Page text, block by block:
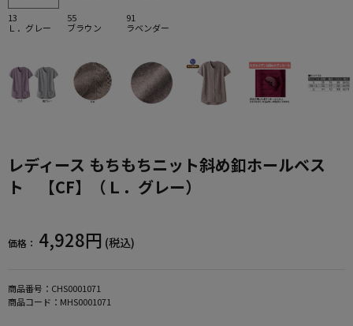
13
Ｌ．グレー
55
ブラウン
91
ラベンダー
レディース もちもちニット斜め釦ホールベス
ト 【CF】（Ｌ．グレー）
価格： 4,928円 (税込)
商品番号： CHS0001071
商品コード： MHS0001071